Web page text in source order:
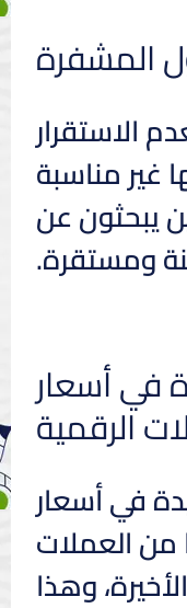
المشفرة
الاستقرار
غير مناسبة
يبحثون عن
ومستقرة.
في أسعار
الرقمية
في أسعار
من العملات
وهذا